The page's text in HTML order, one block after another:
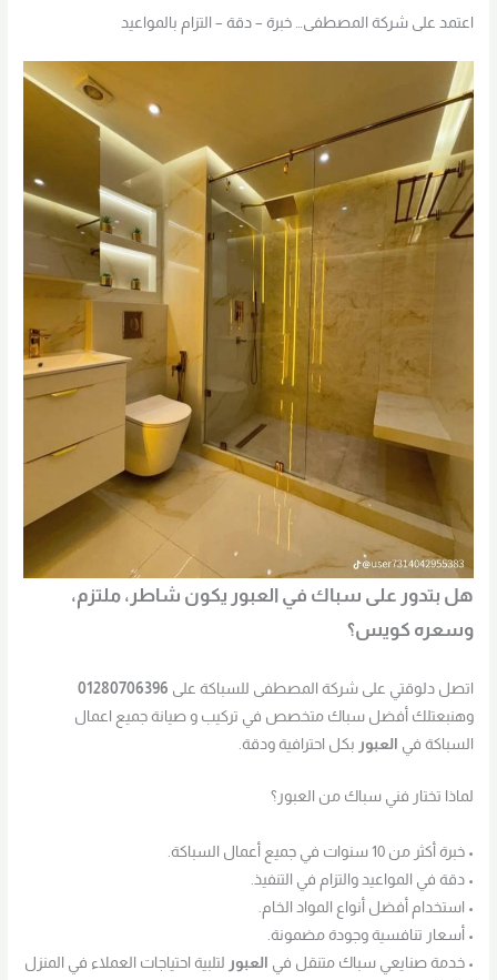
اعتمد على شركة المصطفى… خبرة – دقة – التزام بالمواعيد
هل بتدور على سباك في العبور يكون شاطر، ملتزم،
وسعره كويس؟
اتصل دلوقتي على شركة المصطفى للسباكة على 01280706396
وهنبعتلك أفضل سباك متخصص في تركيب و صيانة جميع اعمال
السباكة في
العبور بكل احترافية ودقة.
لماذا تختار فني سباك من العبور؟
• خبرة أكثر من 10 سنوات في جميع أعمال السباكة.
• دقة في المواعيد والتزام في التنفيذ.
• استخدام أفضل أنواع المواد الخام.
• أسعار تنافسية وجودة مضمونة.
• خدمة صنايعي سباك متنقل في
العبور
لتلبية احتياجات العملاء في المنزل